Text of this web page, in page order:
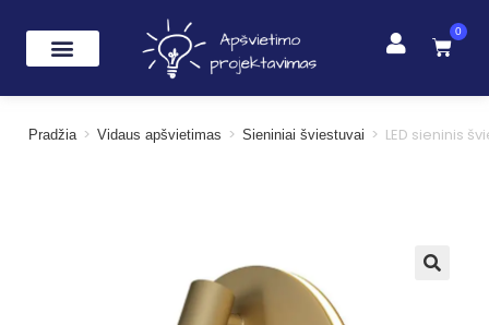
0
Pradžia > Vidaus apšvietimas > Sieniniai šviestuvai > LED sieninis